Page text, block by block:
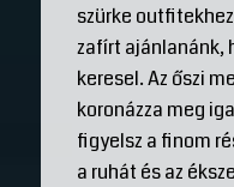
szürke
zafírt ajánlanánk,
keresel. Az őszi
koronázza meg
figyelsz a finom
a ruhát és az